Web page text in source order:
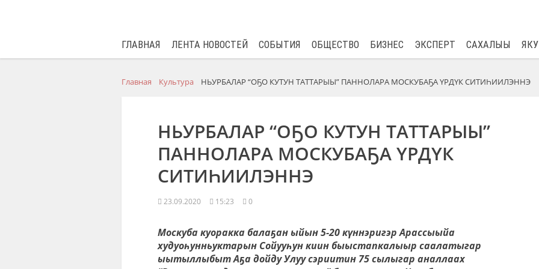
ГЛАВНАЯ ЛЕНТА НОВОСТЕЙ СОБЫТИЯ ОБЩЕСТВО БИЗНЕС ЭКСПЕРТ САХАЛЫЫ
Главная Культура НЬУРБАЛАР “ОҔО КУТУН ТАТТАРЫЫ” ПАННОЛАРА МОСКУБАҔА ҮРДҮК СИТИҺИИЛЭННЭ
НЬУРБАЛАР “ОҔО КУТУН ТАТТАРЫЫ”
ПАННОЛАРА МОСКУБАҔА ҮРДҮК
СИТИҺИИЛЭННЭ
23.09.2020 15:23 0
Москуба куоракка балаҕан ыйын 5-20 күннэригэр Арассыыйа
худуоһунньуктарын Сойууһун киин быыстапкалыыр саалатыгар
ыытыллыбыт Аҕа дойду Улуу сэриитин 75 сылыгар аналлаах